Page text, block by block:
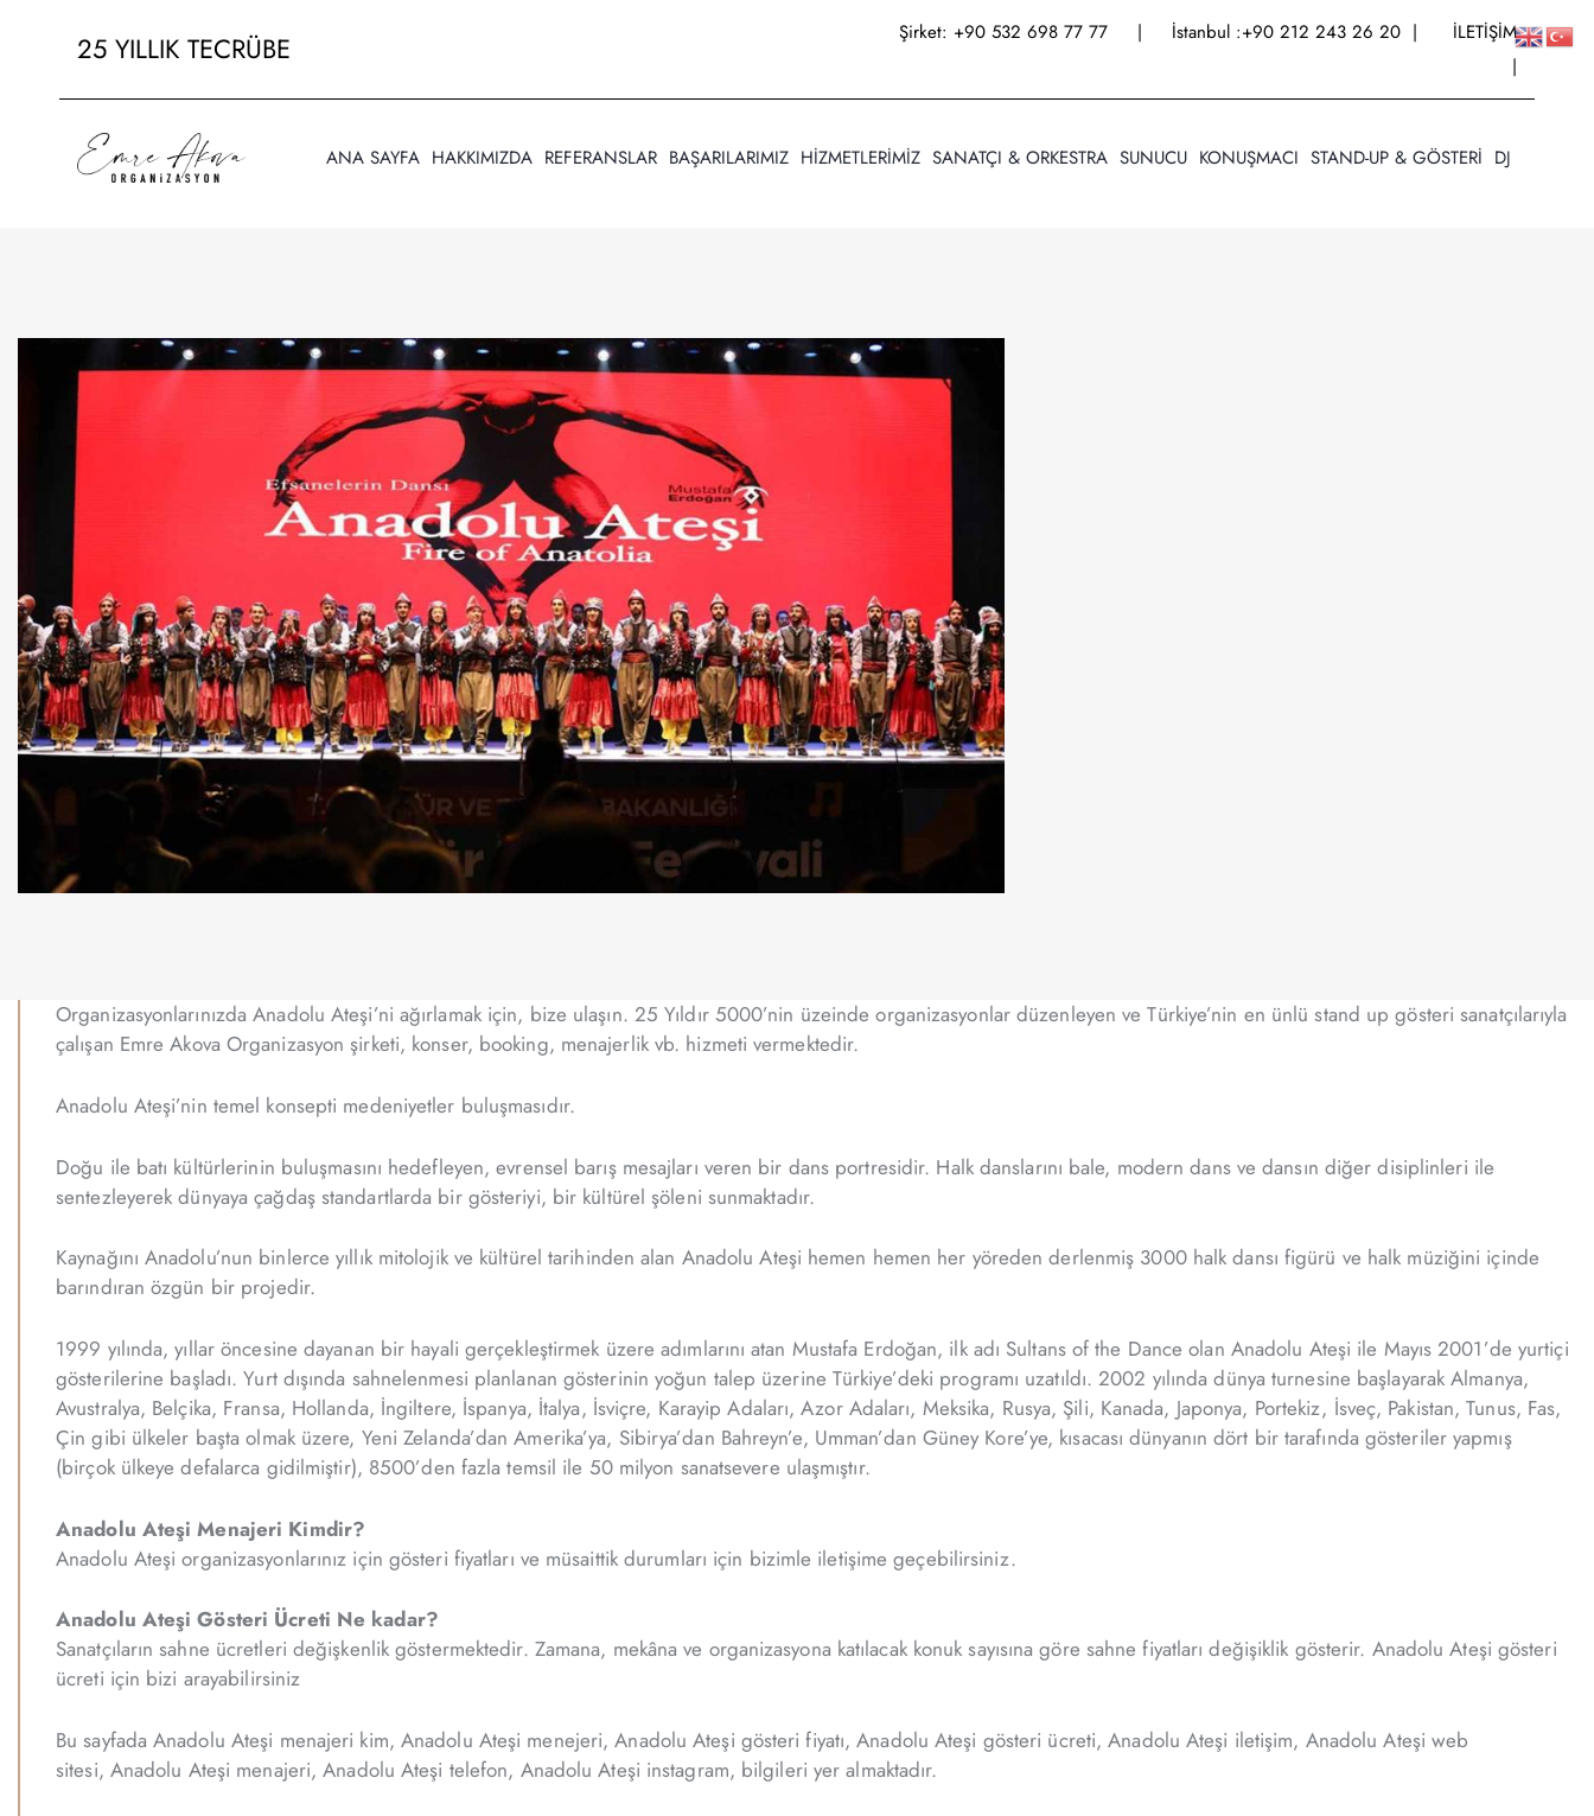
25 YILLIK TECRÜBE Şirket: +90 532 698 77 77| İstanbul :+90 212 243 26 20|
İLETİŞİM
|
ANA SAYFA HAKKIMIZDA REFERANSLAR BAŞARILARIMIZ HİZMETLERİMİZ SANATÇI & ORKESTRA SUNUCU KONUŞMACI STAND-UP & GÖSTERİ DJ
Organizasyonlarınızda Anadolu Ateşi’ni ağırlamak için, bize ulaşın. 25 Yıldır 5000’nin üzeinde organizasyonlar düzenleyen ve Türkiye’nin en ünlü stand up gösteri sanatçılarıyla
çalışan Emre Akova Organizasyon şirketi, konser, booking, menajerlik vb. hizmeti vermektedir.
Anadolu Ateşi’nin temel konsepti medeniyetler buluşmasıdır.
Doğu ile batı kültürlerinin buluşmasını hedefleyen, evrensel barış mesajları veren bir dans portresidir. Halk danslarını bale, modern dans ve dansın diğer disiplinleri ile
sentezleyerek dünyaya çağdaş standartlarda bir gösteriyi, bir kültürel şöleni sunmaktadır.
Kaynağını Anadolu’nun binlerce yıllık mitolojik ve kültürel tarihinden alan Anadolu Ateşi hemen hemen her yöreden derlenmiş 3000 halk dansı figürü ve halk müziğini içinde
barındıran özgün bir projedir.
1999 yılında, yıllar öncesine dayanan bir hayali gerçekleştirmek üzere adımlarını atan Mustafa Erdoğan, ilk adı Sultans of the Dance olan Anadolu Ateşi ile Mayıs 2001’de yurtiçi
gösterilerine başladı. Yurt dışında sahnelenmesi planlanan gösterinin yoğun talep üzerine Türkiye’deki programı uzatıldı. 2002 yılında dünya turnesine başlayarak Almanya,
Avustralya, Belçika, Fransa, Hollanda, İngiltere, İspanya, İtalya, İsviçre, Karayip Adaları, Azor Adaları, Meksika, Rusya, Şili, Kanada, Japonya, Portekiz, İsveç, Pakistan, Tunus, Fas,
Çin gibi ülkeler başta olmak üzere, Yeni Zelanda’dan Amerika’ya, Sibirya’dan Bahreyn’e, Umman’dan Güney Kore’ye, kısacası dünyanın dört bir tarafında gösteriler yapmış
(birçok ülkeye defalarca gidilmiştir), 8500’den fazla temsil ile 50 milyon sanatsevere ulaşmıştır.
Anadolu Ateşi Menajeri Kimdir?
Anadolu Ateşi organizasyonlarınız için gösteri fiyatları ve müsaittik durumları için bizimle iletişime geçebilirsiniz.
Anadolu Ateşi Gösteri Ücreti Ne kadar?
Sanatçıların sahne ücretleri değişkenlik göstermektedir. Zamana, mekâna ve organizasyona katılacak konuk sayısına göre sahne fiyatları değişiklik gösterir. Anadolu Ateşi gösteri
ücreti için bizi arayabilirsiniz
Bu sayfada Anadolu Ateşi menajeri kim, Anadolu Ateşi menejeri, Anadolu Ateşi gösteri fiyatı, Anadolu Ateşi gösteri ücreti, Anadolu Ateşi iletişim, Anadolu Ateşi web
sitesi, Anadolu Ateşi menajeri, Anadolu Ateşi telefon, Anadolu Ateşi instagram, bilgileri yer almaktadır.